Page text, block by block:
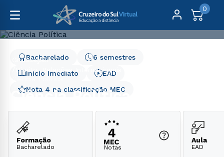
0
Graduação
Direito, Relações Internacionais e Ciências Políticas
Ciência Política
Ciência Política
Início Imediato
Nota 4 na classificação MEC
6 semestres
Bacharelado
EAD
Formação
Bacharelado Notas
Aula
EAD